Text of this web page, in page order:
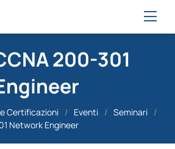
200-301
Certificazioni / Eventi / Seminari /
Network Engineer